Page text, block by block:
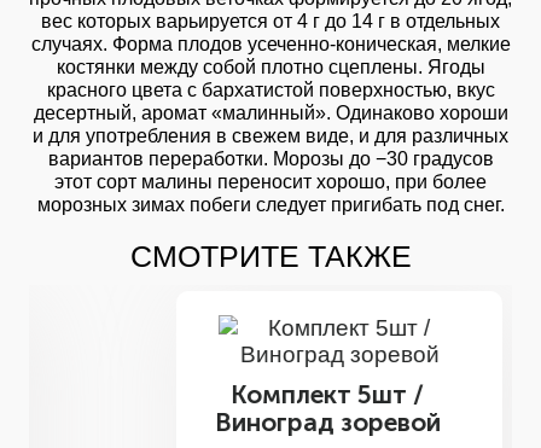
вес которых варьируется от 4 г до 14 г в отдельных
случаях. Форма плодов усеченно-коническая, мелкие
костянки между собой плотно сцеплены. Ягоды
красного цвета с бархатистой поверхностью, вкус
десертный, аромат «малинный». Одинаково хороши
и для употребления в свежем виде, и для различных
вариантов переработки. Морозы до −30 градусов
этот сорт малины переносит хорошо, при более
морозных зимах побеги следует пригибать под снег.
СМОТРИТЕ ТАКЖЕ
Комплект 5шт /
Виноград зоревой